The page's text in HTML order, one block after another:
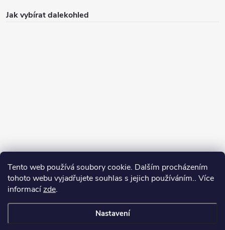
Tento web používá soubory cookie. Dalším procházením
tohoto webu vyjadřujete souhlas s jejich používáním.. Více
informacízde.
Nastavení
Jak vybírat dalekohled
Jak vybírat puškohled